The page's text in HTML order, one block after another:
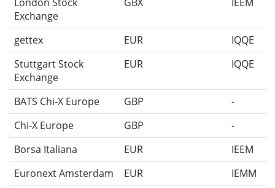
Exchange
gettex EUR
IQQE
Stuttgart Stock
Exchange
EUR IQQE
BATS Chi-X Europe GBP
-
Chi-X Europe
GBP
-
Borsa Italiana
EUR
IEEM
Euronext Amsterdam
EUR
IEMM